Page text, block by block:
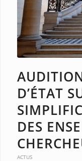
D’ÉTAT
DES
ACTUS